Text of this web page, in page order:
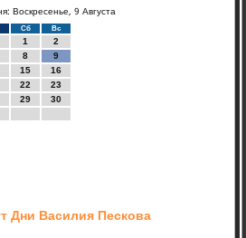
Воскресенье, 9 Августа
Сб Вс
1
2
8
9
15
16
22
23
29
30
Дни Василия Пескова